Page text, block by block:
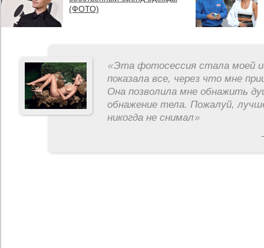
(ФОТО)
«Эта фотосессия стала моей
показала все, через что мне
Она позволила мне обнажить
обнажение тела. Пожалуй,
никогда не снимал»